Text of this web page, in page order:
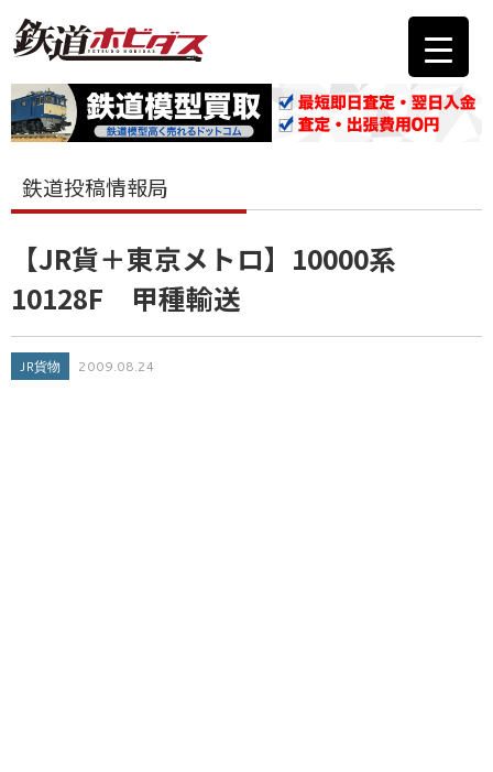
鉄道投稿情報局
【JR貨＋東京メトロ】10000系
10128F 甲種輸送
JR貨物 2009.08.24